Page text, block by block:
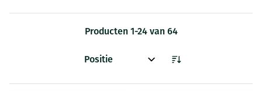
Producten 1-24van 64
Sorteer op: